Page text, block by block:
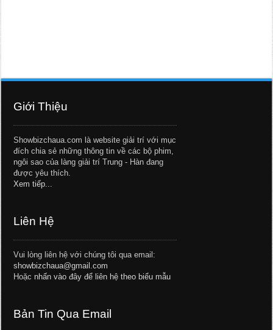
Giới Thiệu
Showbizchaua.com là website giải trí với mục
đích chia sẻ những thông tin về các bộ phim,
ngôi sao của làng giải trí Trung - Hàn đang
được yêu thích.
Xem tiếp...
Liên Hệ
Vui lòng liên hệ với chúng tôi qua email:
showbizchaua@gmail.com
Hoặc nhấn vào đây để liên hệ theo biểu mẫu
Bản Tin Qua Email